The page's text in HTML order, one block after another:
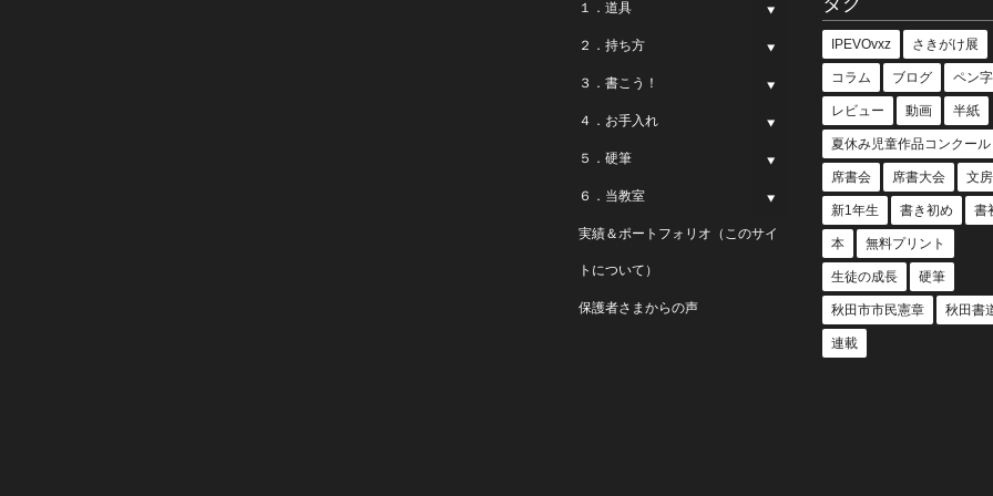
１．道具
２．持ち方
３．書こう！
４．お手入れ
５．硬筆
６．当教室
実績＆ポートフォリオ（このサイ
トについて）
保護者さまからの声
IPEVOvxz さきがけ展
コラム ブログ ペン字
レビュー 動画 半紙
夏休み児童作品コンクール
席書会 席書大会 文
新1年生 書き初め 書
本 無料プリント
生徒の成長 硬筆
秋田市市民憲章 秋田書
連載